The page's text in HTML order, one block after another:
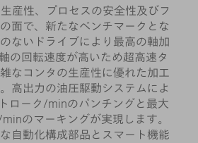
産性、プロセスの安全性及びフ
面で、新たなベンチマークとな
ないドライブにより最高の軸加
の回転速度が高いため超高速タ
なコンタの生産性に優れた加工
高出力の油圧駆動システムによ
ローク/minのパンチングと最大
のマーキングが実現します。
自動化構成部品とスマート機能